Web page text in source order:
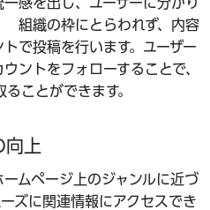
感を出し、ユーザーに分かり
組織の枠にとらわれず、内容
で投稿を行います。ユーザー
ントをフォローすることで、
ことができます。
向上
ムページ上のジャンルに近づ
ズに関連情報にアクセスでき